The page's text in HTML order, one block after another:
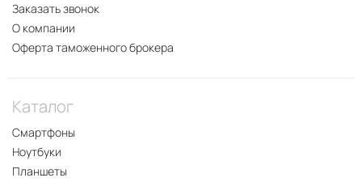
Заказать звонок
О компании
Оферта таможенного брокера
Каталог
Смартфоны
Ноутбуки
Планшеты